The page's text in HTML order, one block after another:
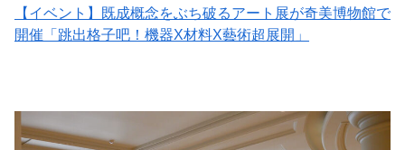
【イベント】既成概念をぶち破るアート展が奇美博物館で
開催「跳出格子吧！機器X材料X藝術超展開」